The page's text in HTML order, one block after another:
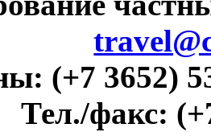
(+7 3652)
Тел./факс: